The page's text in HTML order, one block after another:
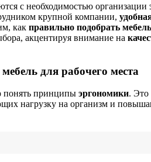
с необходимостью организации
крупной компании,
как правильно подобрать
акцентируя внимание на
для рабочего места
понять принципы эргономики. Это
нагрузку на организм и